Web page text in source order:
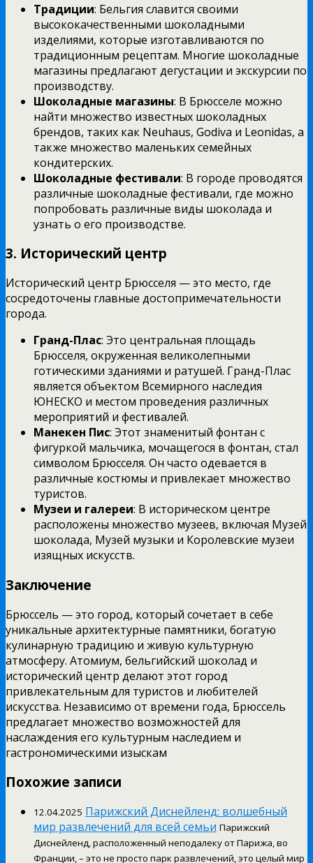
Традиции: Бельгия славится своими
высококачественными шоколадными
изделиями, которые изготавливаются по
традиционным рецептам. Многие шоколадные
магазины предлагают дегустации и экскурсии по
производству.
Шоколадные магазины: В Брюсселе можно
найти множество известных шоколадных
брендов, таких как Neuhaus, Godiva и Leonidas, а
также множество маленьких семейных
кондитерских.
Шоколадные фестивали: В городе проводятся
различные шоколадные фестивали, где можно
попробовать различные виды шоколада и
узнать о его производстве.
3. Исторический центр
Исторический центр Брюсселя — это место, где
сосредоточены главные достопримечательности
города.
Гранд-Плас: Это центральная площадь
Брюсселя, окруженная великолепными
готическими зданиями и ратушей. Гранд-Плас
является объектом Всемирного наследия
ЮНЕСКО и местом проведения различных
мероприятий и фестивалей.
Манекен Пис: Этот знаменитый фонтан с
фигуркой мальчика, мочащегося в фонтан, стал
символом Брюсселя. Он часто одевается в
различные костюмы и привлекает множество
туристов.
Музеи и галереи: В историческом центре
расположены множество музеев, включая Музей
шоколада, Музей музыки и Королевские музеи
изящных искусств.
Заключение
Брюссель — это город, который сочетает в себе
уникальные архитектурные памятники, богатую
кулинарную традицию и живую культурную
атмосферу. Атомиум, бельгийский шоколад и
исторический центр делают этот город
привлекательным для туристов и любителей
искусства. Независимо от времени года, Брюссель
предлагает множество возможностей для
наслаждения его культурным наследием и
гастрономическими изыскам
Похожие записи
12.04.2025 Парижский Диснейленд: волшебный
мир развлечений для всей семьи Парижский
Диснейленд, расположенный неподалеку от Парижа, во
Франции, – это не просто парк развлечений, это целый мир